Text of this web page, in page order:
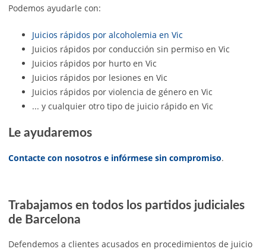
Podemos ayudarle con:
Juicios rápidos por alcoholemia en Vic
Juicios rápidos por conducción sin permiso en Vic
Juicios rápidos por hurto en Vic
Juicios rápidos por lesiones en Vic
Juicios rápidos por violencia de género en Vic
... y cualquier otro tipo de juicio rápido en Vic
Le ayudaremos
Contacte con nosotros e infórmese sin compromiso.
Trabajamos en todos los partidos judiciales
de Barcelona
Defendemos a clientes acusados en procedimientos de juicio